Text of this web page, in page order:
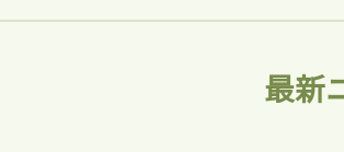
会員登録
最新